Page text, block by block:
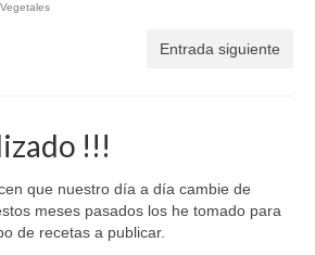
Vegetales
Entrada siguiente
!!!
que nuestro día a día cambie de
meses pasados los he tomado para
de recetas a publicar.